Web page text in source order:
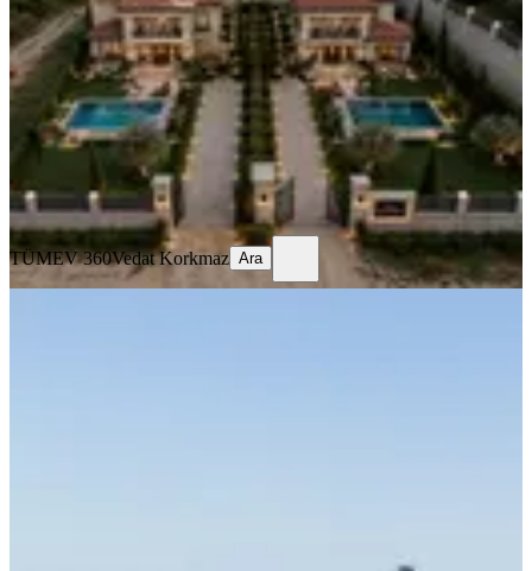
Tekirdağ, Çerkezköy
810 m²·10.111/m²·05.08.2026
8.190.000 ₺
Vedat Korkmaz
Ara
TÜMEV 360Vedat Korkmaz Ara